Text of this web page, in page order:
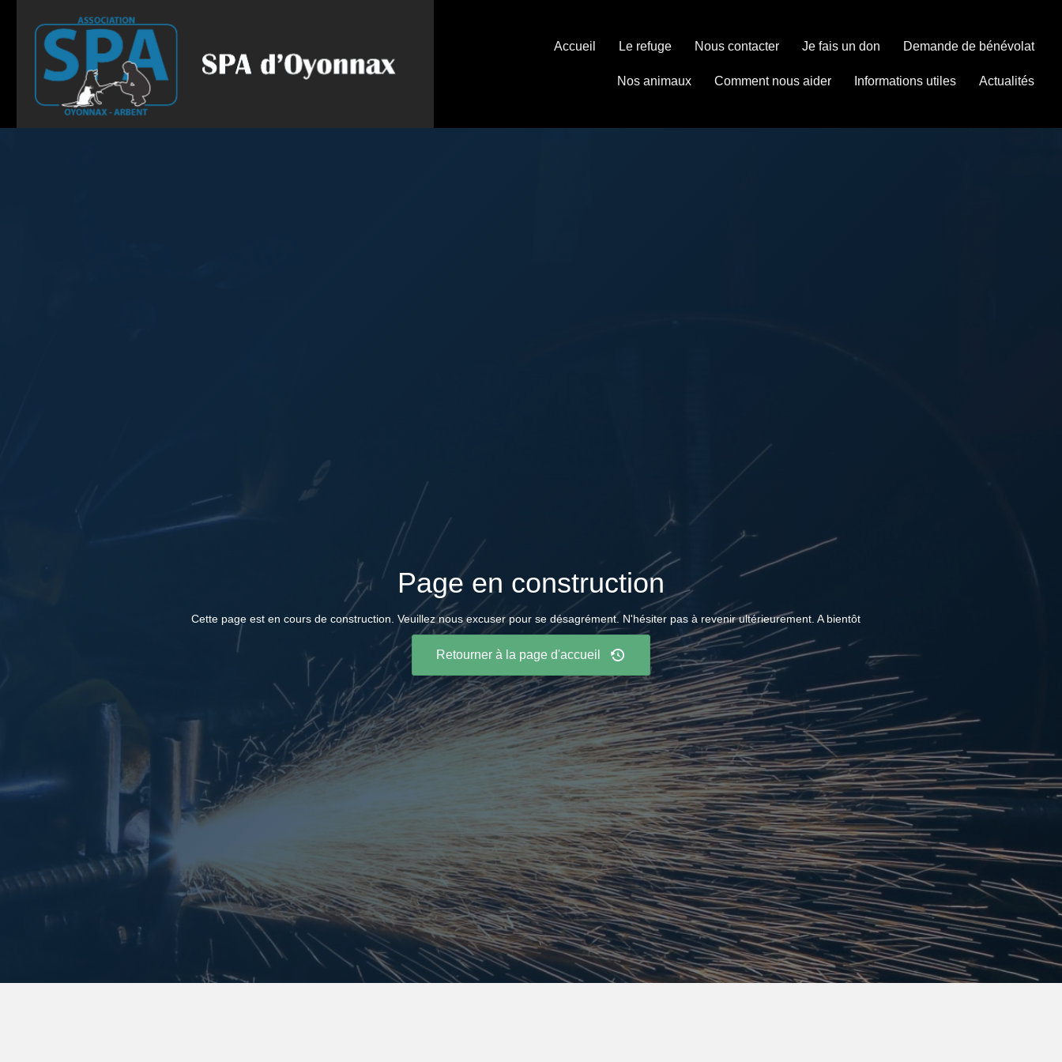
Accueil Le refuge Nous contacter Je fais un don Demande de bénévolat
Nos animaux Comment nous aider Informations utiles Actualités
Page en construction
Cette page est en cours de construction. Veuillez nous excuser pour se désagrément. N'hésiter pas à revenir ultérieurement. A bientôt
Retourner à la page d'accueil